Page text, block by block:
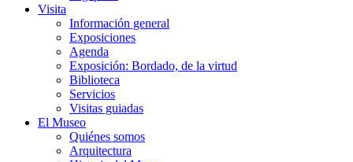
Visita
Información general
Exposiciones
Agenda
Exposición: Bordado, de la virtud
Biblioteca
Servicios
Visitas guiadas
El Museo
Quiénes somos
Arquitectura